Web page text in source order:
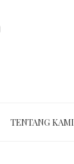
TENTANG KAMI